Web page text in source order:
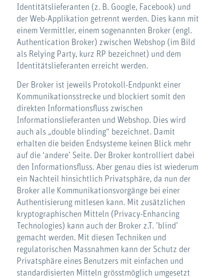
Identitätslieferanten (z. B. Google, Facebook) und
der Web-Applikation getrennt werden. Dies kann mit
einem Vermittler, einem sogenannten Broker (engl.
Authentication Broker) zwischen Webshop (im Bild
als Relying Party, kurz RP bezeichnet) und dem
Identitätslieferanten erreicht werden.
Der Broker ist jeweils Protokoll-Endpunkt einer
Kommunikationsstrecke und blockiert somit den
direkten Informationsfluss zwischen
Informationslieferanten und Webshop. Dies wird
auch als „double blinding“ bezeichnet. Damit
erhalten die beiden Endsysteme keinen Blick mehr
auf die ‘andere’ Seite. Der Broker kontrolliert dabei
den Informationsfluss. Aber genau dies ist wiederum
ein Nachteil hinsichtlich Privatsphäre, da nun der
Broker alle Kommunikationsvorgänge bei einer
Authentisierung mitlesen kann. Mit zusätzlichen
kryptographischen Mitteln (Privacy-Enhancing
Technologies) kann auch der Broker z.T. ’blind’
gemacht werden. Mit diesen Techniken und
regulatorischen Massnahmen kann der Schutz der
Privatsphäre eines Benutzers mit einfachen und
standardisierten Mitteln grösstmöglich umgesetzt